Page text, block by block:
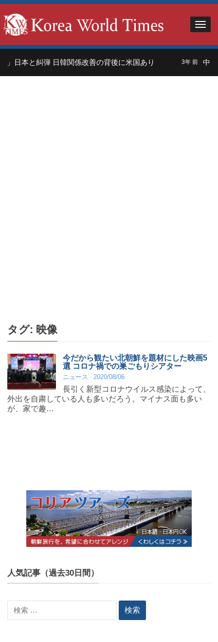
日本と糾弾 日韓関係改善の背後に米国あり 3年 前 中国
タグ: 映像
今だから観たい北朝鮮を題材にした映画5
選 コロナ禍での巣ごもりシアター
ニュース 2020/08/06
長引く新型コロナウイルス感染によって、
外出を自粛している人も多いだろう。マイナス面も多い
が、家で趣…
人気記事（過去30日間）
索: